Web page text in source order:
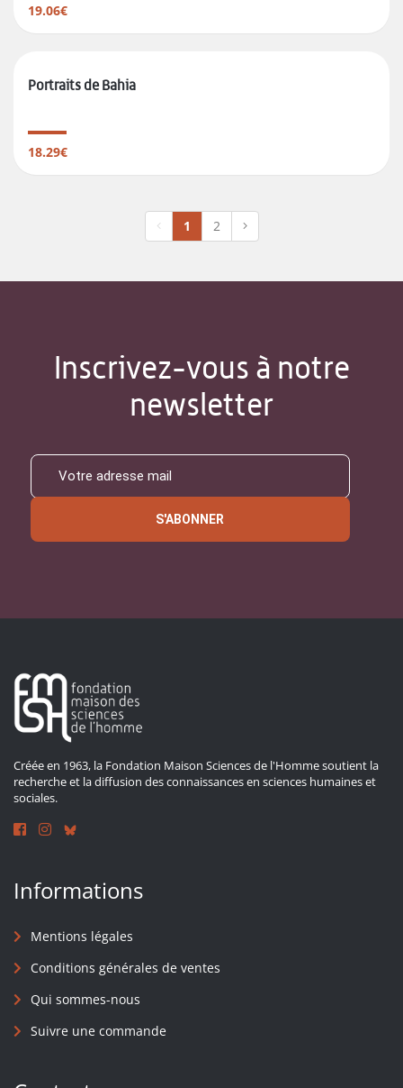
19.06€
Portraits de Bahia
18.29€
1 2
Inscrivez-vous à notre
newsletter
S'ABONNER
Créée en 1963, la Fondation Maison Sciences de l'Homme soutient la
recherche et la diffusion des connaissances en sciences humaines et
sociales.
Informations
Mentions légales
Conditions générales de ventes
Qui sommes-nous
Suivre une commande